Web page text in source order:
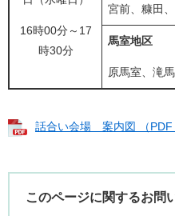
16時00分～17
時30分
宮前、糠田、
馬室地区
原馬室、滝
話合い会場 案内図 （PDF
このページに関するお問